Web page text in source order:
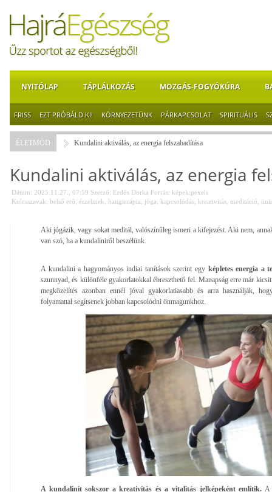
NYITÓLAP TÁPLÁLKOZÁS MOZGÁS-FOGYÓKÚRA
FRISS EZT PRÓBÁLD KI! KÖRNYEZETÜNK PÁRKAPCSOLAT SPIRITUÁLIS
ÉLETMÓD Kundalini aktiválás, az energia felszabadítása
Kundalini aktiválás, az energia
Dátum: 2025.11.27., 07:59 Szerző: Erdős Dorka Forrás: képek:pexels
Kulcsszavak: belső erő érzelmek hangterápia jóga kapcsolódás kreativitás meditáció
Aki jógázik, vagy sokat meditál, valószínűleg ismeri a kifejezést. Aki nem,
van szó, ha a kundaliniről beszélünk.
A kundalini a hagyományos indiai tanítások szerint egyképletes energia a
szunnyad, és különféle gyakorlatokkal ébreszthető fel. Manapság erre már
megközelítés azonban ennél jóval gyakorlatiasabb és arra használják,
folyamattal segítsenek jobban kapcsolódni önmagunkhoz.
A kundalinit sokszor a kreativitás és a vitalitás jelképeként említik. A